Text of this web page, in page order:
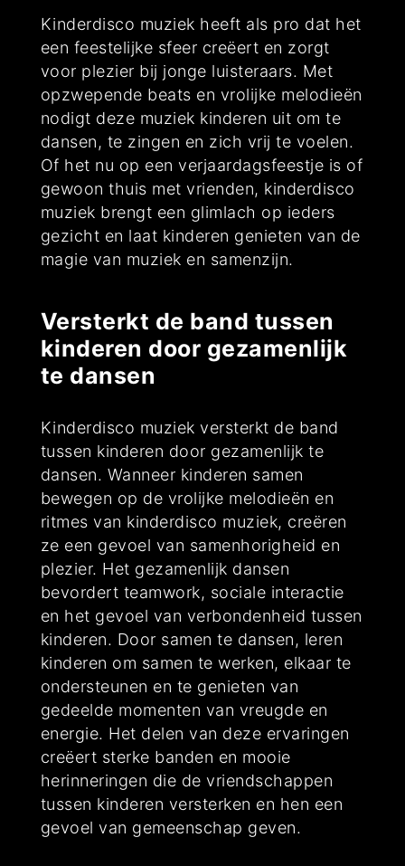
Kinderdisco muziek heeft als pro dat het
een feestelijke sfeer creëert en zorgt
voor plezier bij jonge luisteraars. Met
opzwepende beats en vrolijke melodieën
nodigt deze muziek kinderen uit om te
dansen, te zingen en zich vrij te voelen.
Of het nu op een verjaardagsfeestje is of
gewoon thuis met vrienden, kinderdisco
muziek brengt een glimlach op ieders
gezicht en laat kinderen genieten van de
magie van muziek en samenzijn.
Versterkt de band tussen
kinderen door gezamenlijk
te dansen
Kinderdisco muziek versterkt de band
tussen kinderen door gezamenlijk te
dansen. Wanneer kinderen samen
bewegen op de vrolijke melodieën en
ritmes van kinderdisco muziek, creëren
ze een gevoel van samenhorigheid en
plezier. Het gezamenlijk dansen
bevordert teamwork, sociale interactie
en het gevoel van verbondenheid tussen
kinderen. Door samen te dansen, leren
kinderen om samen te werken, elkaar te
ondersteunen en te genieten van
gedeelde momenten van vreugde en
energie. Het delen van deze ervaringen
creëert sterke banden en mooie
herinneringen die de vriendschappen
tussen kinderen versterken en hen een
gevoel van gemeenschap geven.